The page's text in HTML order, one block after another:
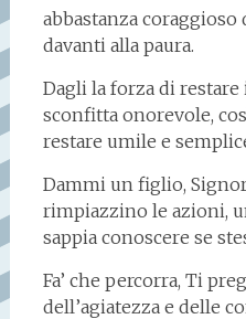
abbastanza coraggioso
davanti alla paura.
Dagli la forza di
sconfitta onorevole,
restare umile e
Dammi un figlio,
rimpiazzino le azioni,
sappia conoscere se
Fa’ che percorra, Ti
dell’agiatezza e delle